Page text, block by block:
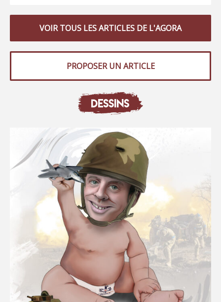
VOIR TOUS LES ARTICLES DE L'AGORA
PROPOSER UN ARTICLE
DESSINS